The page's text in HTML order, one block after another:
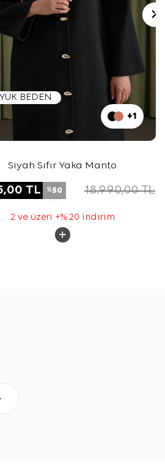
BEDEN
+1
Siyah Sıfır Yaka Manto
TL %50 18.990,00TL
2 ve üzeri +% 20 indirim